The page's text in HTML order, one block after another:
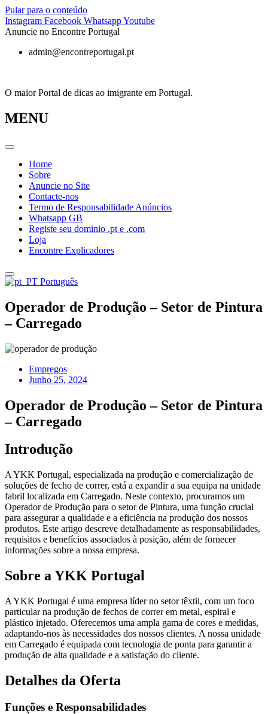
Pular para o conteúdo
Instagram Facebook WhatsappYoutube
Anuncie no Encontre Portugal
admin@encontreportugal.pt
O maior Portal de dicas ao imigrante em Portugal.
MENU
Home
Sobre
Anuncie no Site
Contacte-nos
Termo de Responsabilidade Anúncios
Whatsapp GB
Registe seu dominio .pt e .com
Loja
Encontre Explicadores
Português
Operador de Produção – Setor de Pintura
– Carregado
Empregos
Junho 25, 2024
Operador de Produção – Setor de Pintura
– Carregado
Introdução
A YKK Portugal, especializada na produção e comercialização de
soluções de fecho de correr, está a expandir a sua equipa na unidade
fabril localizada em Carregado. Neste contexto, procuramos um
Operador de Produção para o setor de Pintura, uma função crucial
para assegurar a qualidade e a eficiência na produção dos nossos
produtos. Este artigo descreve detalhadamente as responsabilidades,
requisitos e benefícios associados à posição, além de fornecer
informações sobre a nossa empresa.
Sobre a YKK Portugal
A YKK Portugal é uma empresa líder no setor têxtil, com um foco
particular na produção de fechos de correr em metal, espiral e
plástico injetado. Oferecemos uma ampla gama de cores e medidas,
adaptando-nos às necessidades dos nossos clientes. A nossa unidade
em Carregado é equipada com tecnologia de ponta para garantir a
produção de alta qualidade e a satisfação do cliente.
Detalhes da Oferta
Funções e Responsabilidades